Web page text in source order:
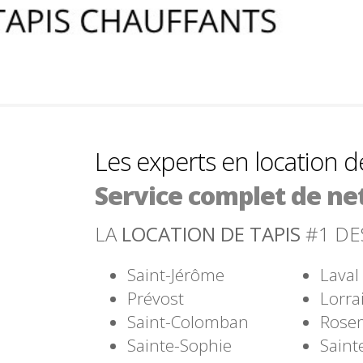
Les experts en location
Service complet de
Un service
Cueillette et livraison
LA LOCATION DE TAPIS #1
Saint-Jérôme
Prévost
Saint-Colomban
Sainte-Sophie
Laval